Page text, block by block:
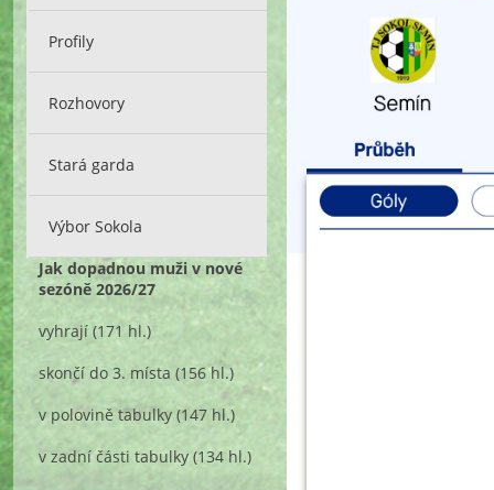
Profily
Rozhovory
Stará garda
Výbor Sokola
Jak dopadnou muži v nové
sezóně 2026/27
vyhrají (171 hl.)
skončí do 3. místa (156 hl.)
v polovině tabulky (147 hl.)
v zadní části tabulky (134 hl.)